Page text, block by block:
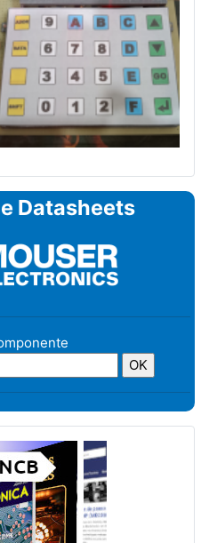
Datasheets